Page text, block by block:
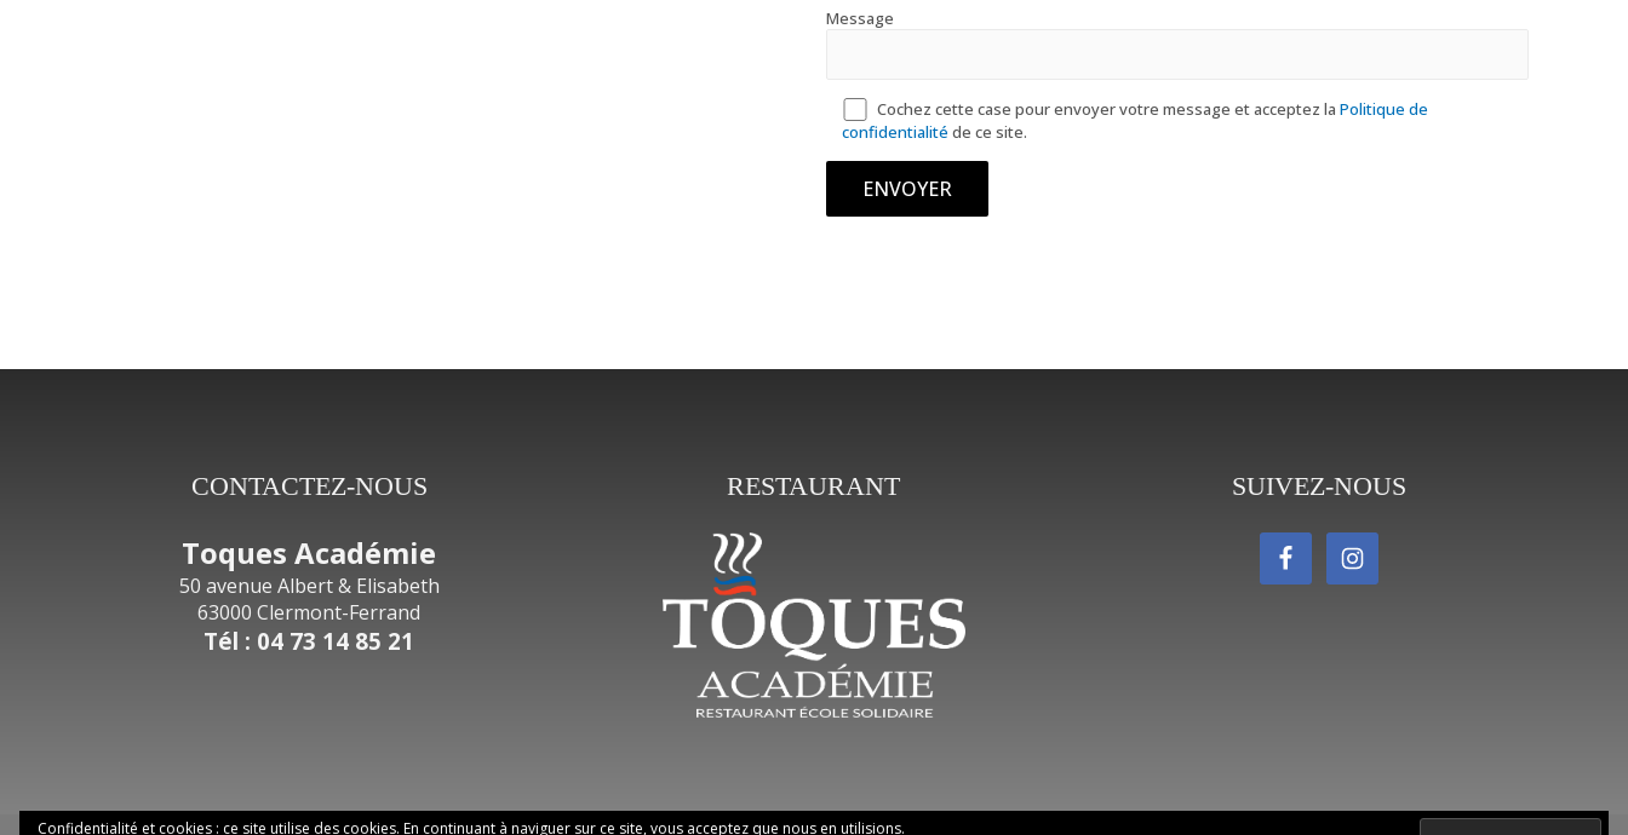
Message
Cochez cette case pour envoyer votre message et acceptez laPolitique de
confidentialité de ce site.
CONTACTEZ-NOUS
Toques Académie
50 avenue Albert & Elisabeth
63000 Clermont-Ferrand
Tél : 04 73 14 85 21
RESTAURANT SUIVEZ-NOUS
Confidentialité et cookies : ce site utilise des cookies. En continuant à naviguer sur ce site, vous acceptez que nous en utilisions.